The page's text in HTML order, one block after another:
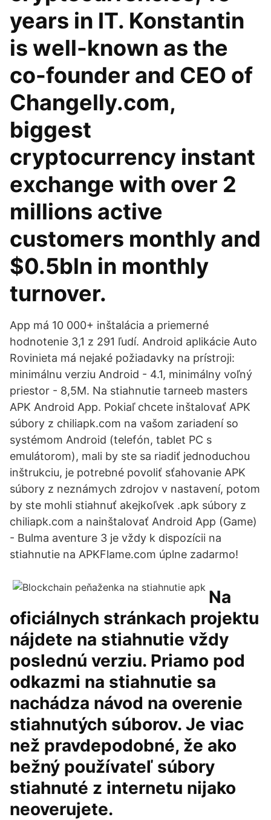
years in IT. Konstantin
is well-known as the
co-founder and CEO of
Changelly.com,
biggest
cryptocurrency instant
exchange with over 2
millions active
customers monthly and
$0.5bln in monthly
turnover.
App má 10 000+ inštalácia a priemerné
hodnotenie 3,1 z 291 ľudí. Android aplikácie Auto
Rovinieta má nejaké požiadavky na prístroji:
minimálnu verziu Android - 4.1, minimálny voľný
priestor - 8,5M. Na stiahnutie tarneeb masters
APK Android App. Pokiaľ chcete inštalovať APK
súbory z chiliapk.com na vašom zariadení so
systémom Android (telefón, tablet PC s
emulátorom), mali by ste sa riadiť jednoduchou
inštrukciu, je potrebné povoliť sťahovanie APK
súbory z neznámych zdrojov v nastavení, potom
by ste mohli stiahnuť akejkoľvek .apk súbory z
chiliapk.com a nainštalovať Android App (Game)
- Bulma aventure 3 je vždy k dispozícii na
stiahnutie na APKFlame.com úplne zadarmo!
Na
oficiálnych stránkach projektu
nájdete na stiahnutie vždy
poslednú verziu. Priamo pod
odkazmi na stiahnutie sa
nachádza návod na overenie
stiahnutých súborov. Je viac
než pravdepodobné, že ako
bežný používateľ súbory
stiahnuté z internetu nijako
neoverujete.